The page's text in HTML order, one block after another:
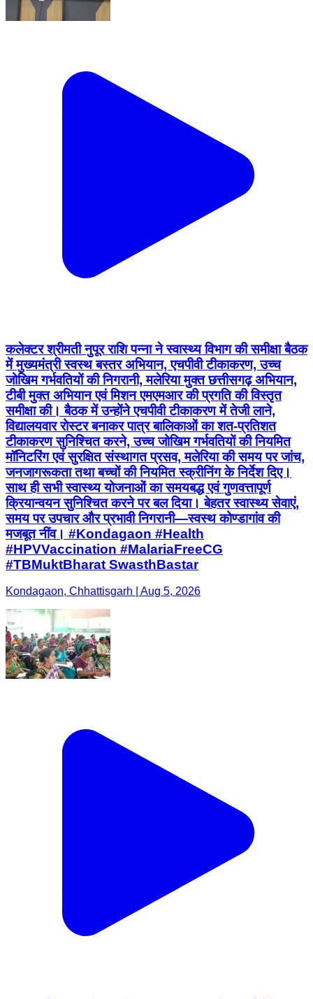
कलेक्टर श्रीमती नुपूर राशि पन्ना ने स्वास्थ्य विभाग की समीक्षा बैठक
में मुख्यमंत्री स्वस्थ बस्तर अभियान, एचपीवी टीकाकरण, उच्च
जोखिम गर्भवतियों की निगरानी, मलेरिया मुक्त छत्तीसगढ़ अभियान,
टीबी मुक्त अभियान एवं मिशन एमएमआर की प्रगति की विस्तृत
समीक्षा की। बैठक में उन्होंने एचपीवी टीकाकरण में तेजी लाने,
विद्यालयवार रोस्टर बनाकर पात्र बालिकाओं का शत-प्रतिशत
टीकाकरण सुनिश्चित करने, उच्च जोखिम गर्भवतियों की नियमित
मॉनिटरिंग एवं सुरक्षित संस्थागत प्रसव, मलेरिया की समय पर जांच,
जनजागरूकता तथा बच्चों की नियमित स्क्रीनिंग के निर्देश दिए।
साथ ही सभी स्वास्थ्य योजनाओं का समयबद्ध एवं गुणवत्तापूर्ण
क्रियान्वयन सुनिश्चित करने पर बल दिया। बेहतर स्वास्थ्य सेवाएं,
समय पर उपचार और प्रभावी निगरानी—स्वस्थ कोण्डागांव की
मजबूत नींव। #Kondagaon #Health
#HPVVaccination #MalariaFreeCG
#TBMuktBharat SwasthBastar
Kondagaon, Chhattisgarh | Aug 5, 2026